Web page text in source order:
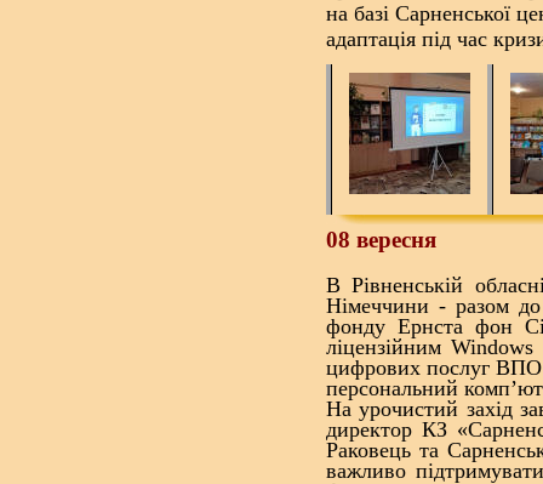
на базі Сарненської
адаптація під час
08 вересня
В Рівненській
Німеччини - разом
фонду Ернста фон
ліцензійним Windows
цифрових послуг ВПО
персональний
На урочистий захід
директор КЗ
Раковець та
важливо